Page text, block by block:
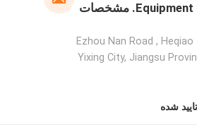
Equipment Co., Ltd. مشخصات
Ezhou Nan Road ,
Yixing City, Jiangsu
شده